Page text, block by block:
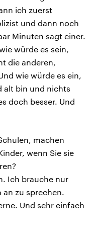
ich zuerst
und dann noch
Minuten sagt einer.
würde es sein,
die anderen,
wie würde es ein,
alt bin und nichts
doch besser. Und
machen
wenn Sie sie
Ich brauche nur
an zu sprechen.
Und sehr einfach